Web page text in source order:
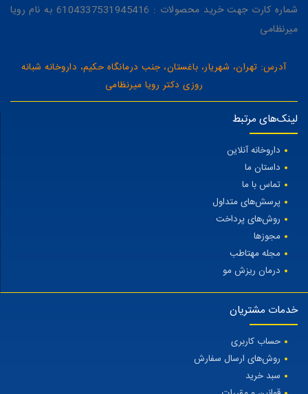
شماره کارت جهت خرید محصولات : 6104337531945416 به نام رویا
میرنظامی
آدرس: تهران، شهریار، باغستان، جنب درمانگاه حکیم، داروخانه شبانه
روزی دکتر رویا میرنظامی
لینک‌های مرتبط
داروخانه آنلاین
داستان ما
تماس با ما
پرسش‌های متداول
روش‌های پرداخت
مجوزها
مجله مهتاطب
درمان ریزش مو
خدمات مشتریان
حساب کاربری
روش‌های ارسال سفارش
سبد خرید